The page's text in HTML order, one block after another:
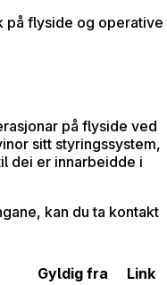
på flyside og operative
på flyside ved
sitt styringssystem,
dei er innarbeidde i
kan du ta kontakt
Gyldig fra
Link